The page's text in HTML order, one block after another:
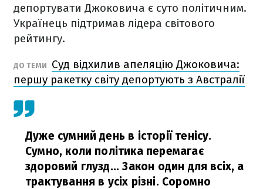
депортувати Джоковича є суто політичним.
Українець підтримав лідера світового
рейтингу.
ДО ТЕМИ
Суд відхилив апеляцію Джоковича:
першу ракетку світу депортують з Австралії
Дуже сумний день в історії тенісу.
Сумно, коли політика перемагає
здоровий глузд... Закон один для всіх, а
трактування в усіх різні. Соромно